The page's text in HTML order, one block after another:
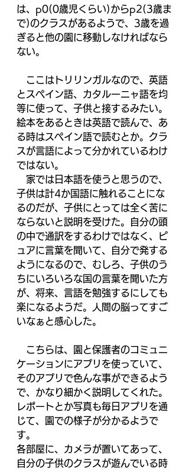
は、p0(0歳児くらい)からp2(3歳ま
で)のクラスがあるようで、3歳を過
ぎると他の園に移動しなければなら
ない。
ここはトリリンガルなので、英語
とスペイン語、カタルーニャ語を均
等に使って、子供と接するみたい。
絵本をあるときは英語で読んで、あ
る時はスペイン語で読むとか。クラ
スが言語によって分かれているわけ
ではない。
家では日本語を使うと思うので、
子供は計4か国語に触れることにな
るのだが、子供にとっては全く苦に
ならないと説明を受けた。自分の頭
の中で通訳をするわけではなく、ピ
ュアに言葉を聞いて、自分で発する
ようになるので、むしろ、子供のう
ちにいろいろな国の言葉を聞いた方
が、将来、言語を勉強するにしても
楽になるようだ。人間の脳ってすご
いなぁと感心した。
こちらは、園と保護者のコミュニ
ケーションにアプリを使っていて、
そのアプリで色んな事ができるよう
で、かなり細かく説明してくれた。
レポートとか写真も毎日アプリを通
じて、園での様子が分かるようで
す。
各部屋に、カメラが置いてあって、
自分の子供のクラスが遊んでいる時